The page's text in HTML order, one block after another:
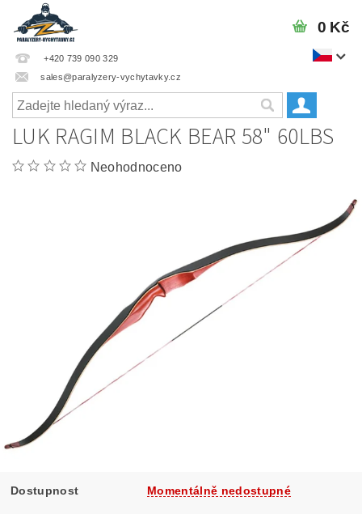
+420 739 090 329
sales@paralyzery-vychytavky.cz
0 Kč
LUK RAGIM BLACK BEAR 58" 60LBS
Neohodnoceno
Dostupnost Momentálně nedostupné